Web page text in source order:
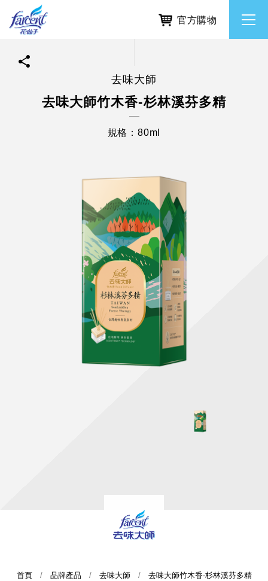
繁體中文
使命與核心價值
所有品牌
利害關係人互動與經營
透過各種型態及管道與利害關係人建立友善溝通平台
股東會相關重要事項與發佈
協助解決您對產品的疑問
官方購物
去味大師
去味大師竹木香-杉林溪芬多精
規格：80ml
首頁 品牌產品 去味大師 去味大師竹木香-杉林溪芬多精